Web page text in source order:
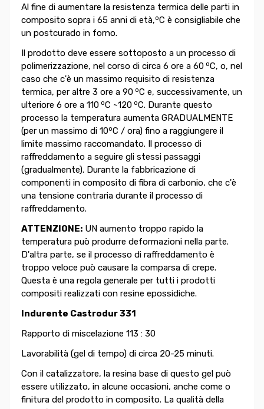
Al fine di aumentare la resistenza termica delle parti in
composito sopra i 65 anni di età,oC è consigliabile che
un postcurado in forno.
Il prodotto deve essere sottoposto a un processo di
polimerizzazione, nel corso di circa 6 ore a 60 oC, o, nel
caso che c'è un massimo requisito di resistenza
termica, per altre 3 ore a 90 oC e, successivamente, un
ulteriore 6 ore a 110 oC ~120 oC. Durante questo
processo la temperatura aumenta GRADUALMENTE
(per un massimo di 10oC / ora) fino a raggiungere il
limite massimo raccomandato. Il processo di
raffreddamento a seguire gli stessi passaggi
(gradualmente). Durante la fabbricazione di
componenti in composito di fibra di carbonio, che c'è
una tensione contraria durante il processo di
raffreddamento.
ATTENZIONE: UN aumento troppo rapido la
temperatura può produrre deformazioni nella parte.
D'altra parte, se il processo di raffreddamento è
troppo veloce può causare la comparsa di crepe.
Questa è una regola generale per tutti i prodotti
compositi realizzati con resine epossidiche.
Indurente Castrodur 331
Rapporto di miscelazione 113 : 30
Lavorabilità (gel di tempo) di circa 20-25 minuti.
Con il catalizzatore, la resina base di questo gel può
essere utilizzato, in alcune occasioni, anche come o
finitura del prodotto in composito. La qualità della